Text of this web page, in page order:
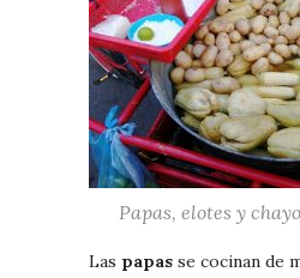
Papas, elotes y
Las papas se cocinan de